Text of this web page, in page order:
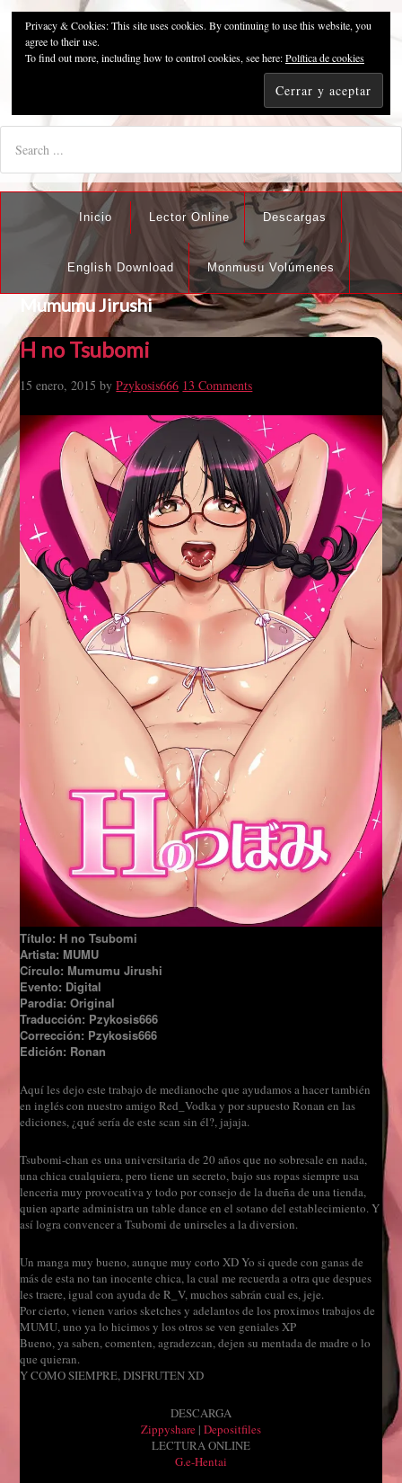
Pzykosis666HFansub
"I'm the best there is at what I do, but what I do best isn't very
Inicio Lector Online Descargas
English Download Monmusu Volúmenes
Mumumu Jirushi
H no Tsubomi
15 enero, 2015 byPzykosis666 13 Comments
Título: H no Tsubomi
Artista: MUMU
Círculo: Mumumu Jirushi
Evento: Digital
Parodia: Original
Traducción: Pzykosis666
Corrección: Pzykosis666
Edición: Ronan
Aquí les dejo este trabajo de medianoche que ayudamos a hacer también
en inglés con nuestro amigo Red_Vodka y por supuesto Ronan en las
ediciones, ¿qué sería de este scan sin él?, jajaja.
Tsubomi-chan es una universitaria de 20 años que no sobresale en nada,
una chica cualquiera, pero tiene un secreto, bajo sus ropas siempre usa
lenceria muy provocativa y todo por consejo de la dueña de una tienda,
quien aparte administra un table dance en el sotano del establecimiento. Y
así logra convencer a Tsubomi de unirseles a la diversion.
Un manga muy bueno, aunque muy corto XD Yo si quede con ganas de
más de esta no tan inocente chica, la cual me recuerda a otra que despues
les traere, igual con ayuda de R_V, muchos sabrán cual es, jeje.
Por cierto, vienen varios sketches y adelantos de los proximos trabajos de
MUMU, uno ya lo hicimos y los otros se ven geniales XP
Bueno, ya saben, comenten, agradezcan, dejen su mentada de madre o lo
que quieran.
Y COMO SIEMPRE, DISFRUTEN XD
DESCARGA
Zippyshare | Depositfiles
LECTURA ONLINE
G.e-Hentai
Privacy & Cookies: This site uses cookies. By continuing to use this website, you
agree to their use.
To find out more, including how to control cookies, see here:Política de cookies